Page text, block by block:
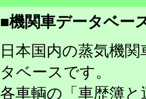
■機関車データベー
日本国内の蒸気機
タベースです。
各車輌の「車歴簿